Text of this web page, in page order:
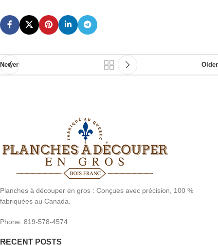
Newer Older
Planches à découper en gros : Conçues avec précision, 100 %
fabriquées au Canada.
Phone: 819-578-4574
RECENT POSTS